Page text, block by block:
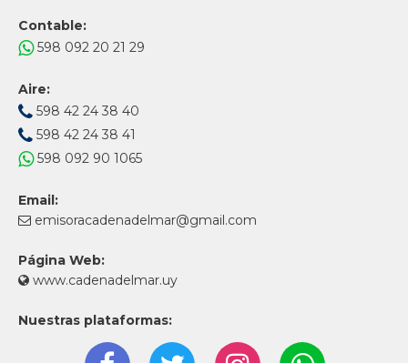
Contable:
598 092 20 21 29
Aire:
598 42 24 38 40
598 42 24 38 41
598 092 90 1065
Email:
emisoracadenadelmar@gmail.com
Página Web:
www.cadenadelmar.uy
Nuestras plataformas: